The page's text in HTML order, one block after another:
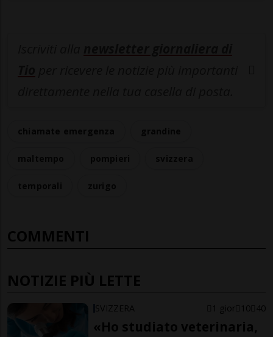
COMMENTI
NOTIZIE PIÙ LETTE
SVIZZERA 1 gior 10 40
«Ho studiato veterinaria,